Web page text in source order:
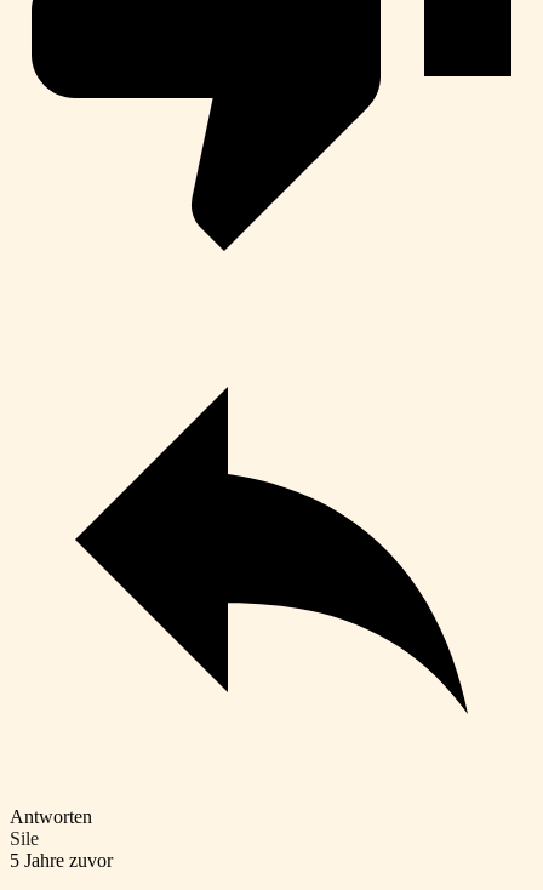
Antworten
Sile
5 Jahre zuvor